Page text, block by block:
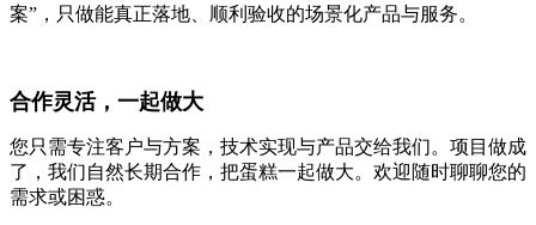
案”，只做能真正落地、顺利验收的场景化产品与服务。
合作灵活，一起做大
您只需专注客户与方案，技术实现与产品交给我们。项目做成
了，我们自然长期合作，把蛋糕一起做大。欢迎随时聊聊您的
需求或困惑。